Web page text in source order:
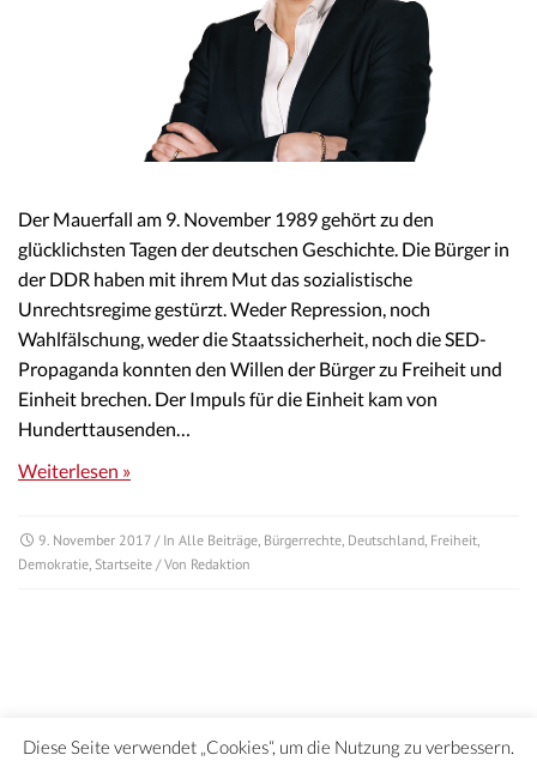
Der Mauerfall am 9. November 1989 gehört zu den
glücklichsten Tagen der deutschen Geschichte. Die Bürger in
der DDR haben mit ihrem Mut das sozialistische
Unrechtsregime gestürzt. Weder Repression, noch
Wahlfälschung, weder die Staatssicherheit, noch die SED-
Propaganda konnten den Willen der Bürger zu Freiheit und
Einheit brechen. Der Impuls für die Einheit kam von
Hunderttausenden…
Weiterlesen »
9. November 2017 / In Alle Beiträge Bürgerrechte Deutschland Freiheit
Demokratie Startseite / Von Redaktion
Diese Seite verwendet „Cookies“, um die Nutzung zu verbessern.